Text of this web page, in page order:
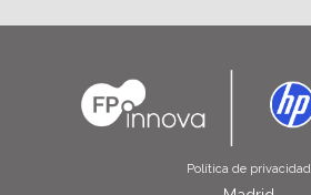
Política de privacidad